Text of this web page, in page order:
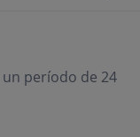
período de 24